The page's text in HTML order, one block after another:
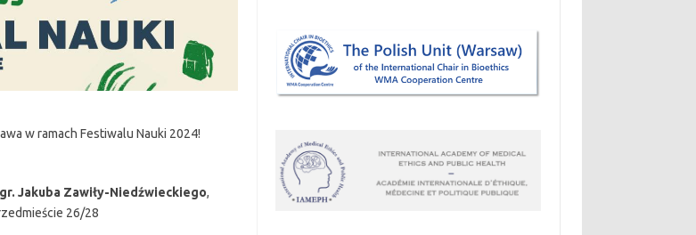
w ramach Festiwalu Nauki 2024!
Jakuba Zawiły-Niedźwieckiego,
26/28